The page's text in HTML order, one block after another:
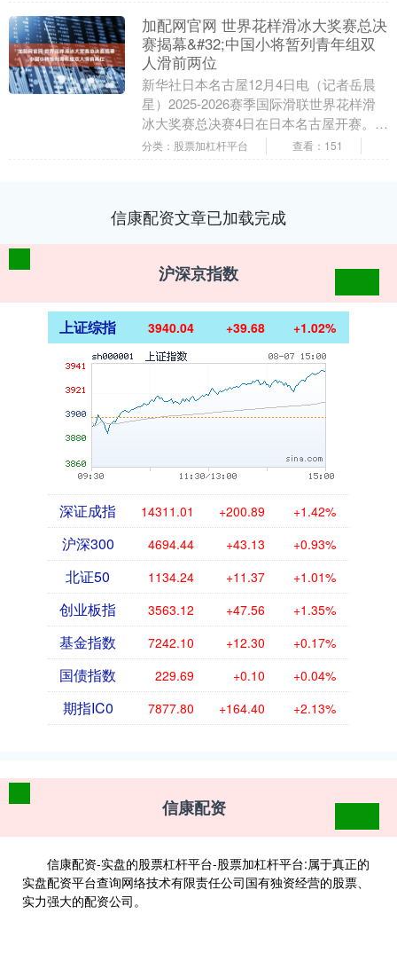
加配网官网 世界花样滑冰大奖赛总决
赛揭幕&#32;中国小将暂列青年组双
人滑前两位
新华社日本名古屋12月4日电（记者岳晨
星）2025-2026赛季国际滑联世界花样滑
冰大奖赛总决赛4日在日本名古屋开赛。首
日进行的短节目比赛中，东道主选手键山
分类：股票加杠杆平台 查看：151
信康配资文章已加载完成
沪深京指数
上证综指 3940.04 +39.68 +1.02%
深证成指 14311.01 +200.89 +1.42%
沪深300 4694.44 +43.13 +0.93%
北证50 1134.24 +11.37 +1.01%
创业板指 3563.12 +47.56 +1.35%
基金指数 7242.10 +12.30 +0.17%
国债指数 229.69 +0.10 +0.04%
期指IC0 7877.80 +164.40 +2.13%
信康配资
信康配资-实盘的股票杠杆平台-股票加杠杆平台:属于真正的
实盘配资平台查询网络技术有限责任公司国有独资经营的股票、
实力强大的配资公司。